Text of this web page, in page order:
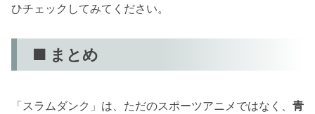
ひチェックしてみてください。
■ まとめ
「スラムダンク」は、ただのスポーツアニメではなく、 青